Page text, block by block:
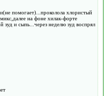
помогает)...проколола хлористый
на фоне хилак-форте
и сыпь...через неделю зуд воспрял